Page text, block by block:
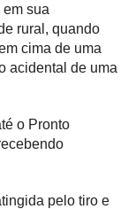
sua
rural, quando
cima de uma
acidental de uma
o Pronto
pelo tiro e